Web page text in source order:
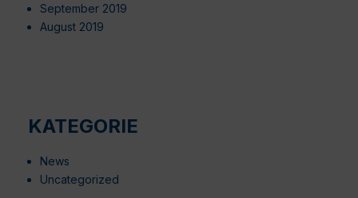
September 2019
August 2019
KATEGORIE
News
Uncategorized